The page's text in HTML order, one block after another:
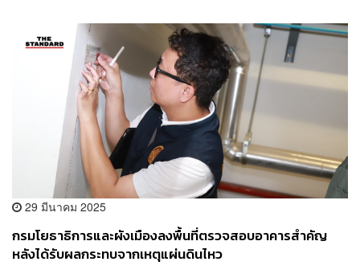
29 มีนาคม 2025
กรมโยธาธิการและผังเมืองลงพื้นที่ตรวจสอบอาคารสำคัญ
หลังได้รับผลกระทบจากเหตุแผ่นดินไหว